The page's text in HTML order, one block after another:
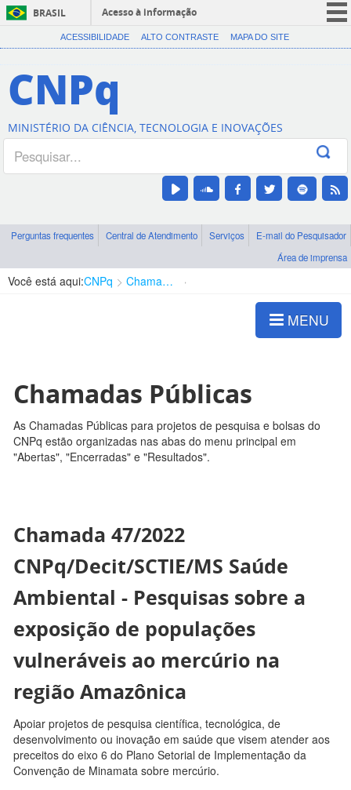
BRASIL
Acesso à informação
CORONAVÍRUS (COVID-19)
Canais
ACESSIBILIDADE ALTO CONTRASTE MAPA DO SITE
CNPq
MINISTÉRIO DA CIÊNCIA, TECNOLOGIA E INOVAÇÕES
Perguntas frequentes Central de Atendimento Serviços
E-mail do Pesquisador
Área de imprensa
Você está aqui:CNPq Chamadas
MENU
Chamadas Públicas
As Chamadas Públicas para projetos de pesquisa e bolsas do
CNPq estão organizadas nas abas do menu principal em
"Abertas", "Encerradas" e "Resultados".
Chamada 47/2022
CNPq/Decit/SCTIE/MS Saúde
Ambiental - Pesquisas sobre a
exposição de populações
vulneráveis ao mercúrio na
região Amazônica
Apoiar projetos de pesquisa científica, tecnológica, de
desenvolvimento ou inovação em saúde que visem atender aos
preceitos do eixo 6 do Plano Setorial de Implementação da
Convenção de Minamata sobre mercúrio.